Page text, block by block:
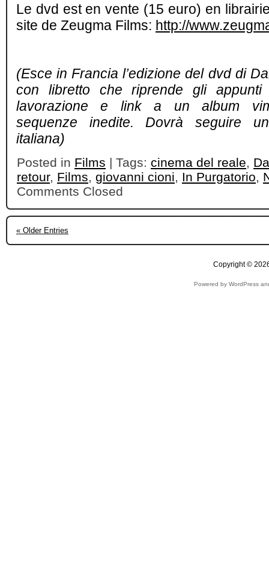
Le dvd est en vente (15 euro) en
site de Zeugma Films: http://
(Esce in Francia l’edizione del dvd di
con libretto che riprende gli appunti
lavorazione e link a un album
sequenze inedite. Dovrà seguire
italiana)
Posted in Films | Tags: cinema del reale
retour, Films giovanni cioni In Purgatorio
Comments Closed
« Older Entries
Copyright ©
Powered by WordPress